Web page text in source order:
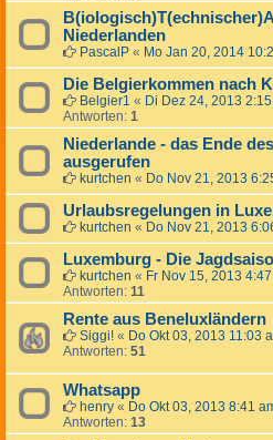
Niederlanden
PascalP « Mo Jan 20, 2014
Die Belgierkommen nach
Belgier1 « Di Dez 24, 2013
Antworten: 1
Niederlande - das Ende
ausgerufen
kurtchen « Do Nov 21, 2013
Urlaubsregelungen in
kurtchen « Do Nov 21, 2013
Luxemburg - Die
kurtchen « Fr Nov 15, 2013
Antworten: 11
Rente aus Beneluxländern
Siggi! « Do Okt 03, 2013 11:03
Antworten: 51
Whatsapp
henry « Do Okt 03, 2013 8:41
Antworten: 13